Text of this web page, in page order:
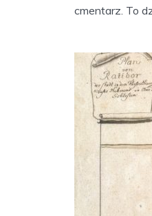
cmentarz. To